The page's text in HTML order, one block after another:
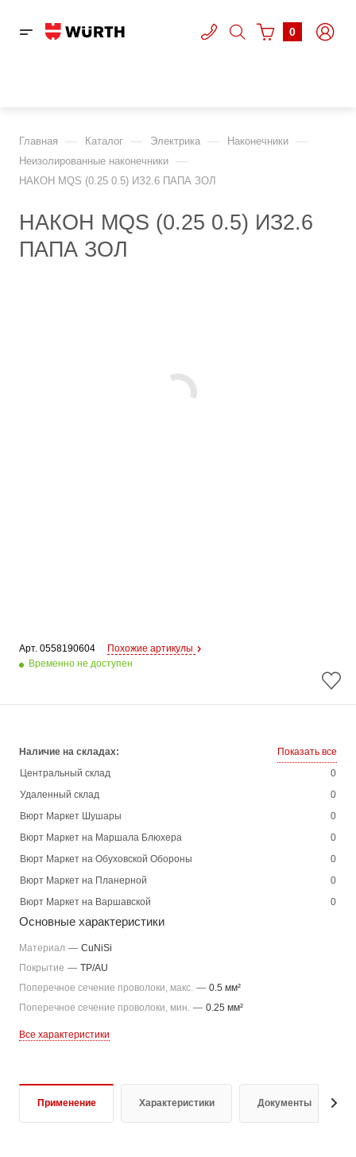
0
Главная — Каталог — Электрика — Наконечники —
Неизолированные наконечники —
НАКОН MQS (0.25 0.5) ИЗ2.6 ПАПА ЗОЛ
НАКОН MQS (0.25 0.5) ИЗ2.6
ПАПА ЗОЛ
Арт. 0558190604
Похожие артикулы
Временно не доступен
Наличие на складах:
Показать все
Центральный склад
0
Удаленный склад
0
Вюрт Маркет Шушары
0
Вюрт Маркет на Маршала Блюхера
0
Вюрт Маркет на Обуховской Обороны
0
Вюрт Маркет на Планерной
0
Вюрт Маркет на Варшавской
0
Основные характеристики
Материал — CuNiSi
Покрытие — TP/AU
Поперечное сечение проволоки, макс. — 0.5 мм²
Поперечное сечение проволоки, мин. — 0.25 мм²
Все характеристики
Применение Характеристики Документы